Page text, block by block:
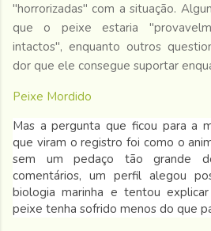
"horrorizadas" com a situação.
que o peixe estaria
intactos", enquanto outros
dor que ele consegue suportar
Peixe Mordido
Mas a pergunta que ficou para a
que viram o registro foi como o
sem um pedaço tão grande
comentários, um perfil alegou
biologia marinha e tentou
peixe tenha sofrido menos do que